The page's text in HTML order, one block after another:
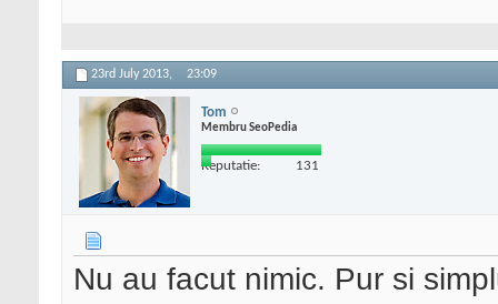
23rd July 2013, 23:09
Tom
Membru SeoPedia
Reputatie: 131
Nu au facut nimic. Pur si